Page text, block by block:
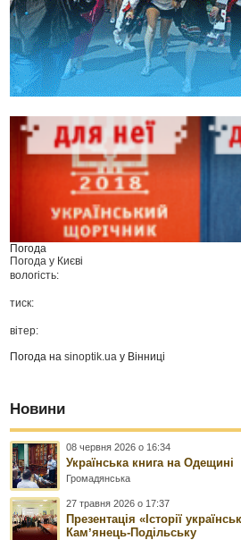
Погода
Погода у Києві
вологість:
тиск:
вітер:
Погода наsinoptik.ua у Вінниці
Новини
08 червня 2026 о 16:34
Українська книга на Одещині
Громадянська
27 травня 2026 о 17:37
Презентація «Історії
Камʼянець-Подільську